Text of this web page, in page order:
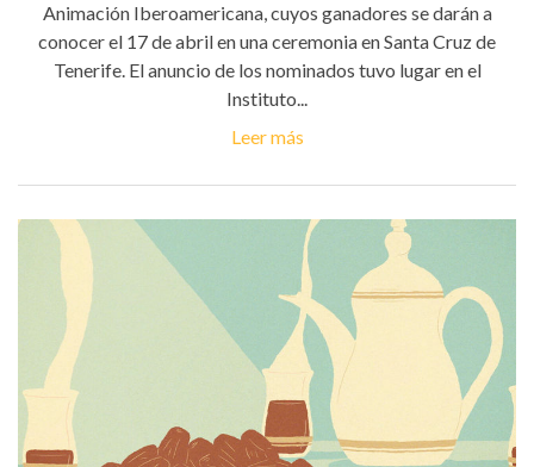
Animación Iberoamericana, cuyos ganadores se darán a
conocer el 17 de abril en una ceremonia en Santa Cruz de
Tenerife. El anuncio de los nominados tuvo lugar en el
Instituto...
Leer más